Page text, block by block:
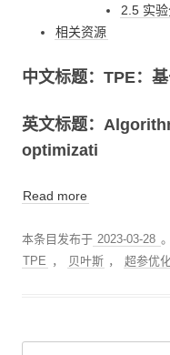
2.5 实
相关资源
中文标题：TPE：
英文标题：
optimizati
Read more
本条目发布于 2023-03-28
TPE ， 贝叶斯 ， 超参优